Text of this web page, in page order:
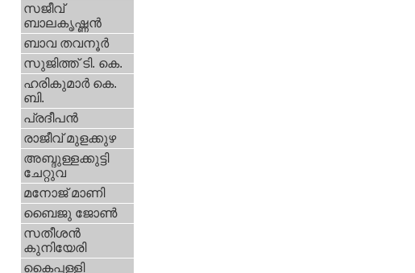
സജീവ്‌
ബാലകൃഷ്ണന്‍
ബാവ തവനൂര്‍
സുജിത്ത് ടി. കെ.
ഹരികുമാര്‍ കെ.
ബി.
പ്രദീപന്‍
രാജീവ്‌ മുളക്കുഴ
അബ്ദുള്ളക്കുട്ടി
ചേറ്റുവ
മനോജ്‌ മാണി
ബൈജു ജോണ്‍
സതീശന്‍
കുനിയേരി
കൈപ്പള്ളി